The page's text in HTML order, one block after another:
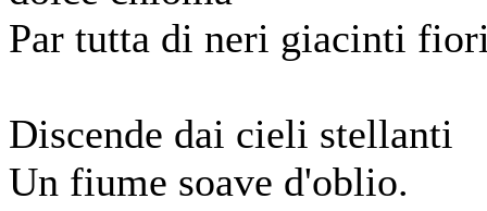
Par tutta di neri giacinti
Discende dai cieli stellanti
Un fiume soave d'oblio.